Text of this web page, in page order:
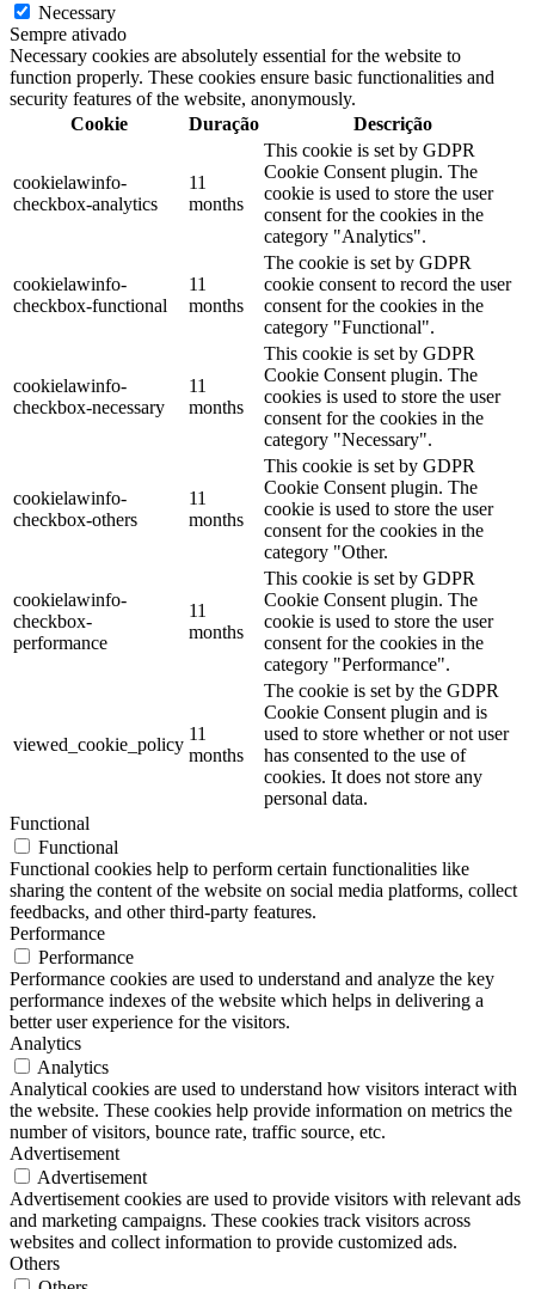
Necessary
Sempre ativado
Necessary cookies are absolutely essential for the website to
function properly. These cookies ensure basic functionalities and
security features of the website, anonymously.
Cookie
Duração Descrição
cookielawinfo-
checkbox-analytics
11
months
This cookie is set by GDPR
Cookie Consent plugin. The
cookie is used to store the user
consent for the cookies in the
category "Analytics".
cookielawinfo-
checkbox-functional
11
months
The cookie is set by GDPR
cookie consent to record the user
consent for the cookies in the
category "Functional".
cookielawinfo-
checkbox-necessary
11
months
This cookie is set by GDPR
Cookie Consent plugin. The
cookies is used to store the user
consent for the cookies in the
category "Necessary".
cookielawinfo-
checkbox-others
11
months
This cookie is set by GDPR
Cookie Consent plugin. The
cookie is used to store the user
consent for the cookies in the
category "Other.
cookielawinfo-
checkbox-
performance
11
months
This cookie is set by GDPR
Cookie Consent plugin. The
cookie is used to store the user
consent for the cookies in the
category "Performance".
viewed_cookie_policy
11
months
The cookie is set by the GDPR
Cookie Consent plugin and is
used to store whether or not user
has consented to the use of
cookies. It does not store any
personal data.
Functional
Functional
Functional cookies help to perform certain functionalities like
sharing the content of the website on social media platforms, collect
feedbacks, and other third-party features.
Performance
Performance
Performance cookies are used to understand and analyze the key
performance indexes of the website which helps in delivering a
better user experience for the visitors.
Analytics
Analytics
Analytical cookies are used to understand how visitors interact with
the website. These cookies help provide information on metrics the
number of visitors, bounce rate, traffic source, etc.
Advertisement
Advertisement
Advertisement cookies are used to provide visitors with relevant ads
and marketing campaigns. These cookies track visitors across
websites and collect information to provide customized ads.
Others